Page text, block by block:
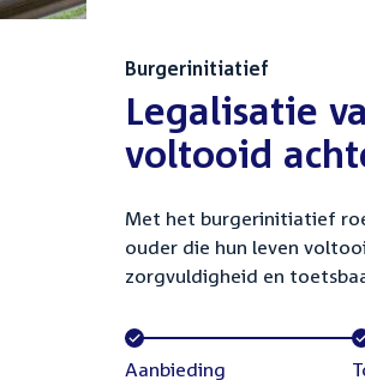
Burgerinitiatief
Legalisatie
voltooid
Met het burgerinitiatief
ouder die hun leven
zorgvuldigheid en
Voltooid:
Aanbieding